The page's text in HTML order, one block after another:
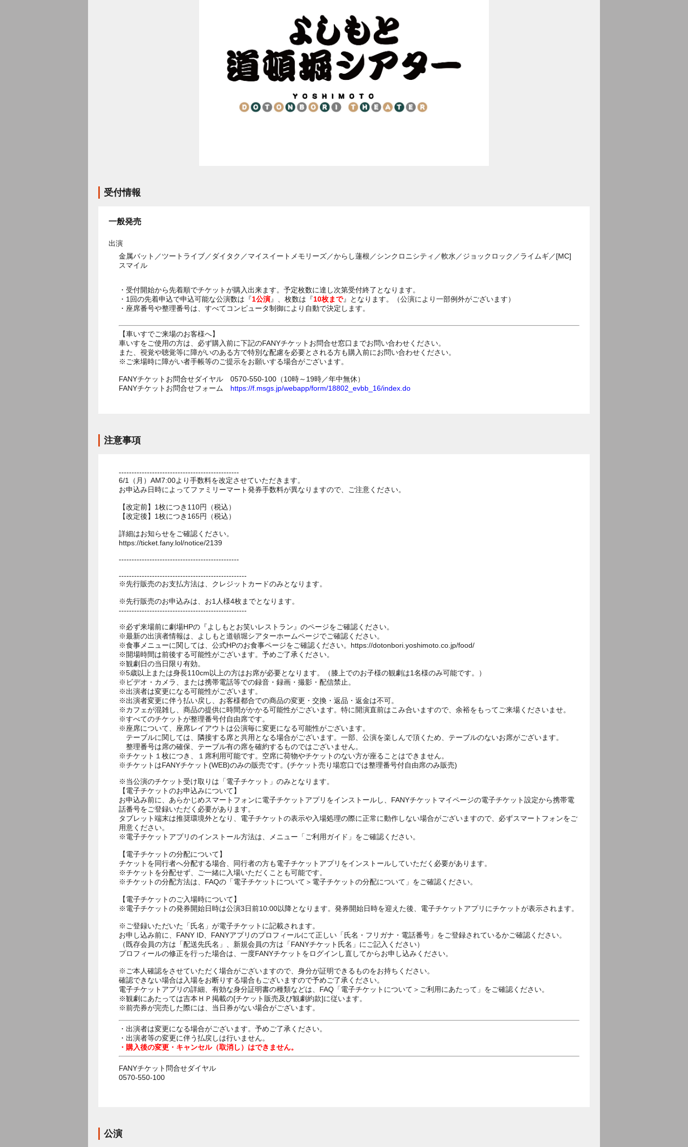
受付情報
一般発売
出演
金属バット／ツートライブ／ダイタク／マイスイートメモリーズ／からし蓮根／シンクロニシティ／軟水／ジョックロック／ライムギ／[MC]
スマイル
・受付開始から先着順でチケットが購入出来ます。予定枚数に達し次第受付終了となります。
・1回の先着申込で申込可能な公演数は『1公演』、枚数は『10枚まで』となります。（公演により一部例外がございます）
・座席番号や整理番号は、すべてコンピュータ制御により自動で決定します。
【車いすでご来場のお客様へ】
車いすをご使用の方は、必ず購入前に下記のFANYチケットお問合せ窓口までお問い合わせください。
また、視覚や聴覚等に障がいのある方で特別な配慮を必要とされる方も購入前にお問い合わせください。
※ご来場時に障がい者手帳等のご提示をお願いする場合がございます。
FANYチケットお問合せダイヤル 0570-550-100（10時～19時／年中無休）
FANYチケットお問合せフォーム https://f.msgs.jp/webapp/form/18802_evbb_16/index.do
注意事項
-----------------------------------------------
6/1（月）AM7:00より手数料を改定させていただきます。
お申込み日時によってファミリーマート発券手数料が異なりますので、ご注意ください。
【改定前】1枚につき110円（税込）
【改定後】1枚につき165円（税込）
詳細はお知らせをご確認ください。
https://ticket.fany.lol/notice/2139
-----------------------------------------------
--------------------------------------------------
※先行販売のお支払方法は、クレジットカードのみとなります。
※先行販売のお申込みは、お1人様4枚までとなります。
--------------------------------------------------
※必ず来場前に劇場HPの『よしもとお笑いレストラン』のページをご確認ください。
※最新の出演者情報は、よしもと道頓堀シアターホームページでご確認ください。
※食事メニューに関しては、公式HPのお食事ページをご確認ください。https://dotonbori.yoshimoto.co.jp/food/
※開場時間は前後する可能性がございます。予めご了承ください。
※観劇日の当日限り有効。
※5歳以上または身長110cm以上の方はお席が必要となります。（膝上でのお子様の観劇は1名様のみ可能です。）
※ビデオ・カメラ、または携帯電話等での録音・録画・撮影・配信禁止。
※出演者は変更になる可能性がございます。
※出演者変更に伴う払い戻し、お客様都合での商品の変更・交換・返品・返金は不可。
※カフェが混雑し、商品の提供に時間がかかる可能性がございます。特に開演直前はこみ合いますので、余裕をもってご来場くださいませ。
※すべてのチケットが整理番号付自由席です。
※座席について、座席レイアウトは公演毎に変更になる可能性がございます。
テーブルに関しては、隣接する席と共用となる場合がございます。一部、公演を楽しんで頂くため、テーブルのないお席がございます。
整理番号は席の確保、テーブル有の席を確約するものではございません。
※チケット１枚につき、１席利用可能です。空席に荷物やチケットのない方が座ることはできません。
※チケットはFANYチケット(WEB)のみの販売です。(チケット売り場窓口では整理番号付自由席のみ販売)
※当公演のチケット受け取りは「電子チケット」のみとなります。
【電子チケットのお申込みについて】
お申込み前に、あらかじめスマートフォンに電子チケットアプリをインストールし、FANYチケットマイページの電子チケット設定から携帯電
話番号をご登録いただく必要があります。
タブレット端末は推奨環境外となり、電子チケットの表示や入場処理の際に正常に動作しない場合がございますので、必ずスマートフォンをご
用意ください。
※電子チケットアプリのインストール方法は、メニュー「ご利用ガイド」をご確認ください。
【電子チケットの分配について】
チケットを同行者へ分配する場合、同行者の方も電子チケットアプリをインストールしていただく必要があります。
※チケットを分配せず、ご一緒に入場いただくことも可能です。
※チケットの分配方法は、FAQの「電子チケットについて＞電子チケットの分配について」をご確認ください。
【電子チケットのご入場時について】
※電子チケットの発券開始日時は公演3日前10:00以降となります。発券開始日時を迎えた後、電子チケットアプリにチケットが表示されます。
※ご登録いただいた「氏名」が電子チケットに記載されます。
お申し込み前に、FANY ID、FANYアプリのプロフィールにて正しい「氏名・フリガナ・電話番号」をご登録されているかご確認ください。
（既存会員の方は「配送先氏名」、新規会員の方は「FANYチケット氏名」にご記入ください）
プロフィールの修正を行った場合は、一度FANYチケットをログインし直してからお申し込みください。
※ご本人確認をさせていただく場合がございますので、身分が証明できるものをお持ちください。
確認できない場合は入場をお断りする場合もございますので予めご了承ください。
電子チケットアプリの詳細、有効な身分証明書の種類などは、FAQ「電子チケットについて＞ご利用にあたって」をご確認ください。
※観劇にあたっては吉本ＨＰ掲載の[チケット販売及び観劇約款]に従います。
※前売券が完売した際には、当日券がない場合がございます。
・出演者は変更になる場合がございます。予めご了承ください。
・出演者等の変更に伴う払戻しは行いません。
・購入後の変更・キャンセル（取消し）はできません。
FANYチケット問合せダイヤル
0570-550-100
公演